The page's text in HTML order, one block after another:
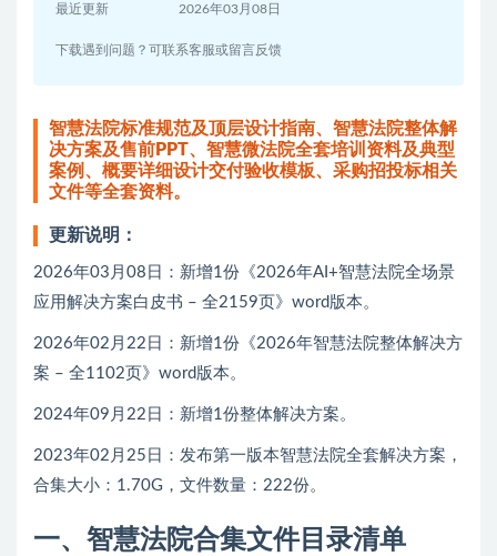
最近更新 2026年03月08日
下载遇到问题？可联系客服或留言反馈
智慧法院标准规范及顶层设计指南、智慧法院整体解
决方案及售前PPT、智慧微法院全套培训资料及典型
案例、概要详细设计交付验收模板、采购招投标相关
文件等全套资料。
更新说明：
2026年03月08日：新增1份《2026年AI+智慧法院全场景
应用解决方案白皮书 – 全2159页》word版本。
2026年02月22日：新增1份《2026年智慧法院整体解决方
案 – 全1102页》word版本。
2024年09月22日：新增1份整体解决方案。
2023年02月25日：发布第一版本智慧法院全套解决方案，
合集大小：1.70G，文件数量：222份。
一、智慧法院合集文件目录清单